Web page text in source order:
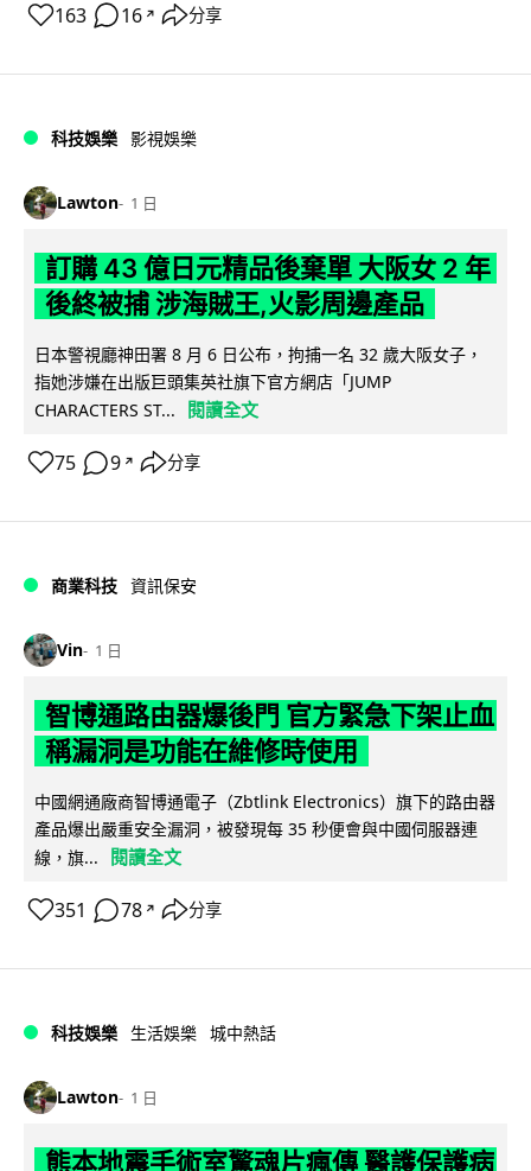
163 16 ↗ 分享
科技娛樂 影視娛樂
Lawton 1 日
訂購 43 億日元精品後棄單 大阪女 2 年
後終被捕 涉海賊王,火影周邊產品
日本警視廳神田署 8 月 6 日公布，拘捕一名 32 歲大阪女子，
指她涉嫌在出版巨頭集英社旗下官方網店「JUMP
CHARACTERS ST...
閱讀全文
75 9 ↗ 分享
商業科技 資訊保安
Vin 1 日
智博通路由器爆後門 官方緊急下架止血
稱漏洞是功能在維修時使用
中國網通廠商智博通電子（Zbtlink Electronics）旗下的路由器
產品爆出嚴重安全漏洞，被發現每 35 秒便會與中國伺服器連
線，旗...
閱讀全文
351 78 ↗ 分享
科技娛樂 生活娛樂 城中熱話
Lawton 1 日
熊本地震手術室驚魂片瘋傳 醫護保護病